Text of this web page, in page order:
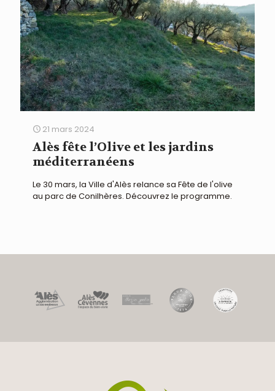
21 mars 2024
Alès fête l’Olive et les jardins
méditerranéens
Le 30 mars, la Ville d'Alès relance sa Fête de l'olive
au parc de Conilhères. Découvrez le programme.